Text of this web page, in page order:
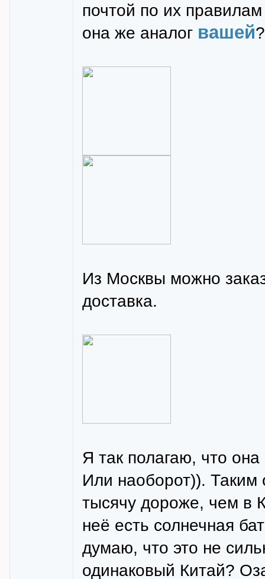
почтой по их
она же аналог вашей?
Из Москвы можно
доставка.
Я так полагаю, что
Или наоборот)). Таким
тысячу дороже, чем в
неё есть солнечная
думаю, что это не
одинаковый Китай?